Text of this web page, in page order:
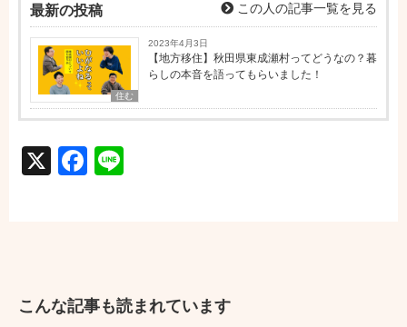
最新の投稿 この人の記事一覧を見る
住む
2023年4月3日
【地方移住】秋田県東成瀬村ってどうなの？暮
らしの本音を語ってもらいました！
X Facebook
こんな記事も読まれています